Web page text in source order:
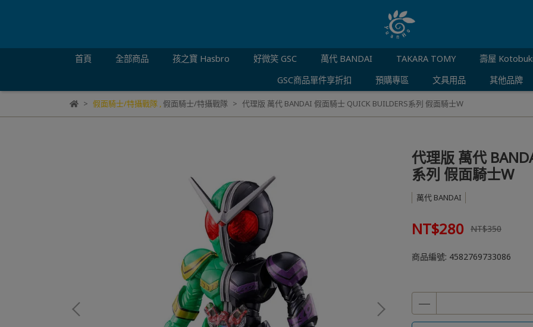
首頁 全部商品 孩之寶 Hasbro 好微笑 GSC 萬代 BANDAI TAKARA TOMY
壽屋
GSC商品單件享折扣
預購專區 文具用品 其他品牌
假面騎士/特攝戰隊, 假面騎士/特攝戰隊 代理版 萬代 BANDAI 假面騎士 QUICK BUILDERS系列 假面騎士W
代理版 萬代
系列 假面騎士W
萬代 BANDAI
NT$280 NT$350
商品編號: 4582769733086